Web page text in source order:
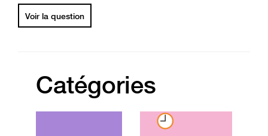
Voir la question
Catégories